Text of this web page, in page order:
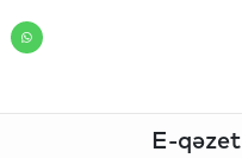
E-qəzet